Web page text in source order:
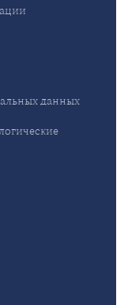
данных